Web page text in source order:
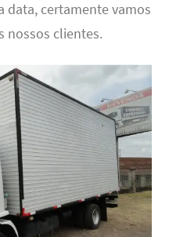
data, certamente vamos
nossos clientes.